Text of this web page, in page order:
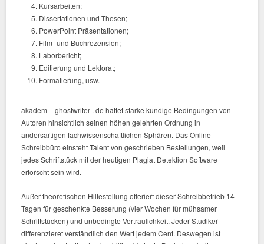
Kursarbeiten;
Dissertationen und Thesen;
PowerPoint Präsentationen;
Film- und Buchrezension;
Laborbericht;
Editierung und Lektorat;
Formatierung, usw.
akadem – ghostwriter . de haftet starke kundige Bedingungen von
Autoren hinsichtlich seinen höhen gelehrten Ordnung in
andersartigen fachwissenschaftlichen Sphären. Das Online-
Schreibbüro einsteht Talent von geschrieben Bestellungen, weil
jedes Schriftstück mit der heutigen Plagiat Detektion Software
erforscht sein wird.
Außer theoretischen Hilfestellung offeriert dieser Schreibbetrieb 14
Tagen für geschenkte Besserung (vier Wochen für mühsamer
Schriftstücken) und unbedingte Vertraulichkeit. Jeder Studiker
differenzieret verständlich den Wert jedem Cent. Deswegen ist